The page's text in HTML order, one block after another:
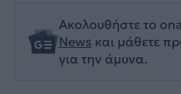
Ακολουθήστε το
News και μάθετε
για την άμυνα.